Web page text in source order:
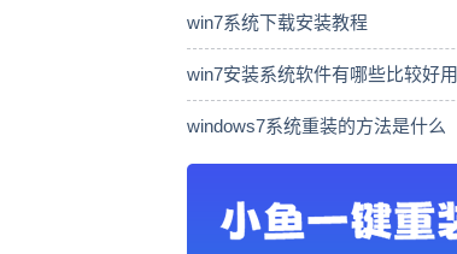
win7系统下载安装教程
win7安装系统软件有哪些比较好用
windows7系统重装的方法是什么